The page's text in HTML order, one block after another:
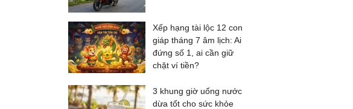
Xếp hạng tài lộc 12 con
giáp tháng 7 âm lịch: Ai
đứng số 1, ai cần giữ
chặt ví tiền?
3 khung giờ uống nước
dừa tốt cho sức khỏe